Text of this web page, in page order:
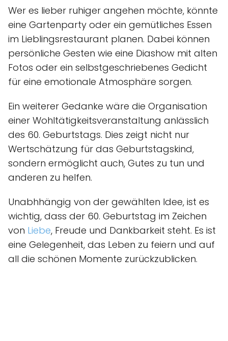
Wer es lieber ruhiger angehen möchte, könnte
eine Gartenparty oder ein gemütliches Essen
im Lieblingsrestaurant planen. Dabei können
persönliche Gesten wie eine Diashow mit alten
Fotos oder ein selbstgeschriebenes Gedicht
für eine emotionale Atmosphäre sorgen.
Ein weiterer Gedanke wäre die Organisation
einer Wohltätigkeitsveranstaltung anlässlich
des 60. Geburtstags. Dies zeigt nicht nur
Wertschätzung für das Geburtstagskind,
sondern ermöglicht auch, Gutes zu tun und
anderen zu helfen.
Unabhhängig von der gewählten Idee, ist es
wichtig, dass der 60. Geburtstag im Zeichen
von Liebe, Freude und Dankbarkeit steht. Es ist
eine Gelegenheit, das Leben zu feiern und auf
all die schönen Momente zurückzublicken.